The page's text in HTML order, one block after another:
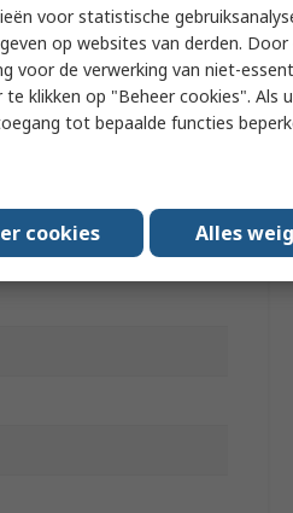
Polybutylene
voor statistische
op websites van derden. Door
voor de verwerking van niet-
klikken op "Beheer cookies". Als
tot bepaalde functies
cookies Alles